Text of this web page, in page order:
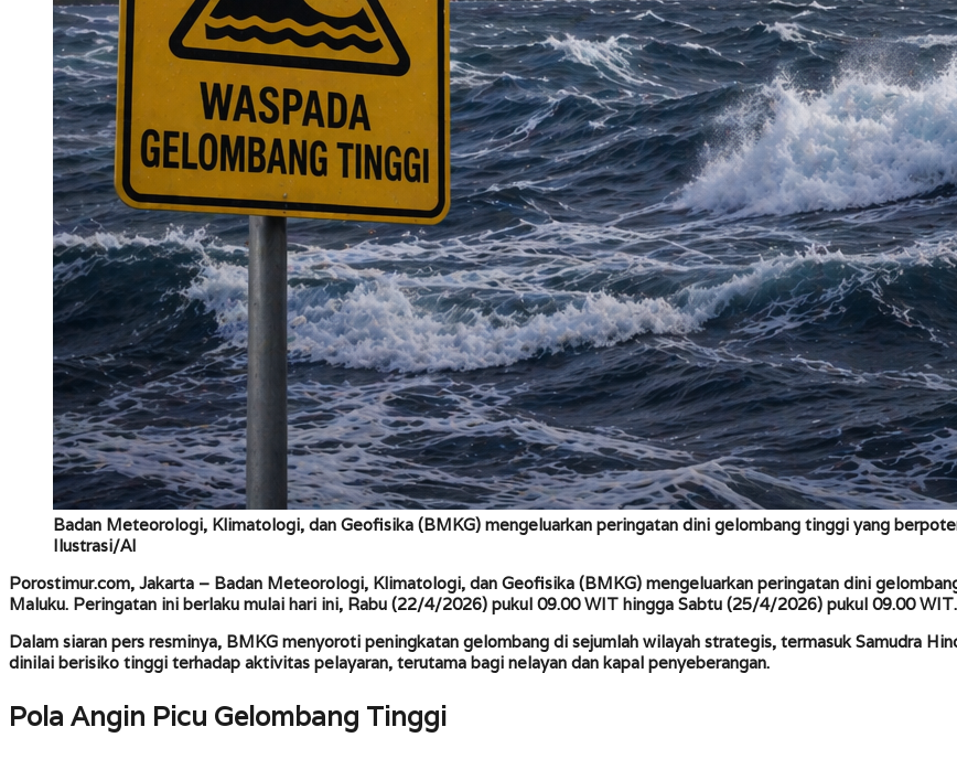
Badan Meteorologi, Klimatologi, dan Geofisika (BMKG) mengeluarkan peringatan dini gelombang tinggi yang
Ilustrasi/AI
Porostimur.com, Jakarta – Badan Meteorologi, Klimatologi, dan Geofisika (BMKG) mengeluarkan peringatan dini
Maluku. Peringatan ini berlaku mulai hari ini, Rabu (22/4/2026) pukul 09.00 WIT hingga Sabtu (25/4/2026) pukul 09.00 WIT.
Dalam siaran pers resminya, BMKG menyoroti peningkatan gelombang di sejumlah wilayah strategis, termasuk Samudra
dinilai berisiko tinggi terhadap aktivitas pelayaran, terutama bagi nelayan dan kapal penyeberangan.
Pola Angin Picu Gelombang Tinggi